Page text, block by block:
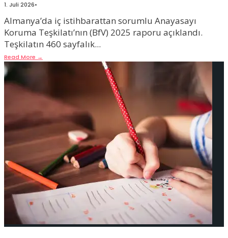
1. Juli 2026•
Almanya’da iç istihbarattan sorumlu Anayasayı
Koruma Teşkilatı’nın (BfV) 2025 raporu açıklandı.
Teşkilatın 460 sayfalık...
Read More →